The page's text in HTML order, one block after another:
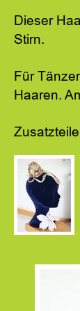
Dieser
Stirn.
Für
Haaren.